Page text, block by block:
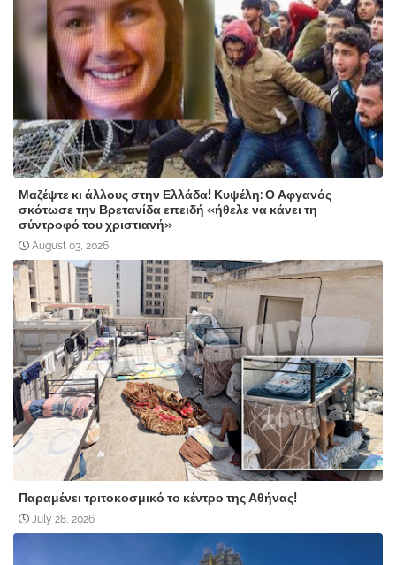
Μαζέψτε κι άλλους στην Ελλάδα! Κυψέλη: Ο Αφγανός
σκότωσε την Βρετανίδα επειδή «ήθελε να κάνει τη
σύντροφό του χριστιανή»
August 03, 2026
Παραμένει τριτοκοσμικό το κέντρο της Αθήνας!
July 28, 2026